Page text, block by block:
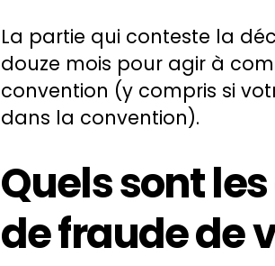
La partie qui conteste la
douze mois pour agir à
convention (y compris si
dans la convention).
Quels sont
de fraude de